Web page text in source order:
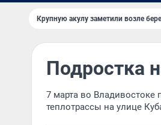
Крупную акулу заметили возле
Подростка
7 марта во Владивостоке
теплотрассы на улице